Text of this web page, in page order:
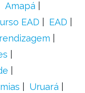
Amapá
EAD
EAD
Uruará